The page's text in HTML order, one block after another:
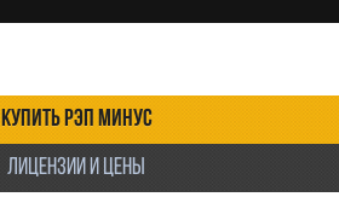
КУПИТЬ РЭП МИНУС
ЛИЦЕНЗИИ И ЦЕНЫ